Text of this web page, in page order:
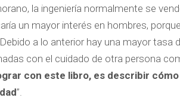
la ingeniería normalmente se
un mayor interés en hombres,
a lo anterior hay una mayor tasa
con el cuidado de otra persona
con este libro, es describir
”.